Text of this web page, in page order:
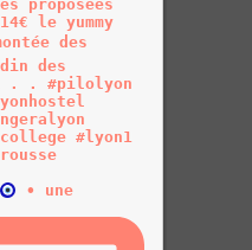
• une